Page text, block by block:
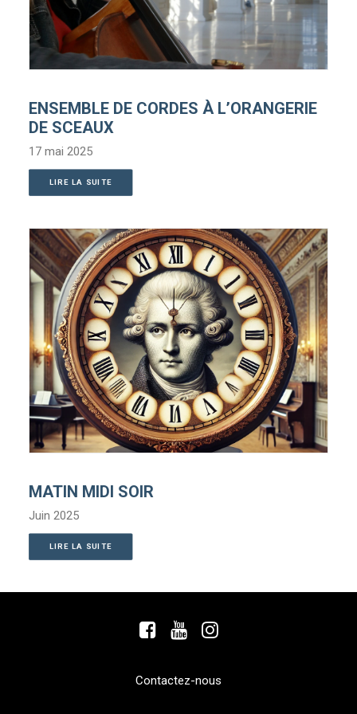
ENSEMBLE DE CORDES À L’ORANGERIE
DE SCEAUX
17 mai 2025
LIRE LA SUITE
MATIN MIDI SOIR
Juin 2025
LIRE LA SUITE
Contactez-nous